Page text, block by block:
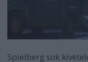
Spielberg sok